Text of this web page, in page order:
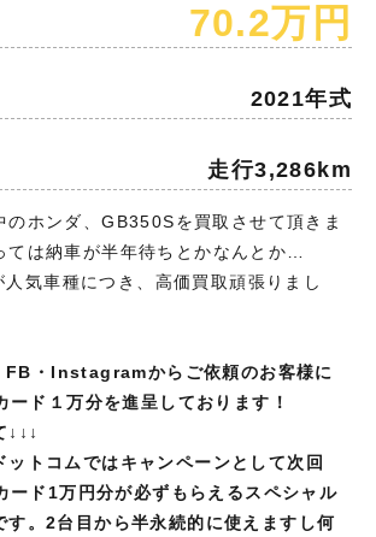
70.2万円
2021年式
走行3,286km
のホンダ、GB350Sを買取させて頂きま
ては納車が半年待ちとかなんとか…
気車種につき、高価買取頑張りまし
FB・Instagramからご依頼のお客様に
ド１万分を進呈しております！
↓↓↓
ットコムではキャンペーンとして次回
ド1万円分が必ずもらえるスペシャル
す。2台目から半永続的に使えますし何